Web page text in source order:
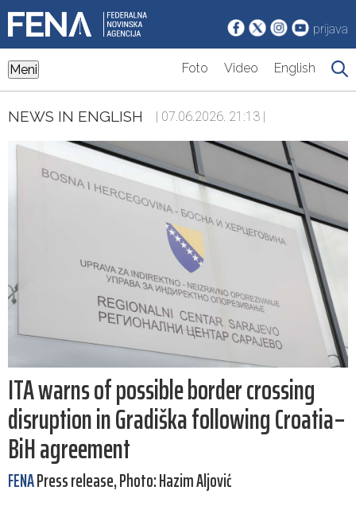
prijava
Meni Foto Video English
NEWS IN ENGLISH | 07.06.2026. 21:13 |
ITA warns of possible border crossing
disruption in Gradiška following Croatia–
BiH agreement
FENAPress release, Photo: Hazim Aljović